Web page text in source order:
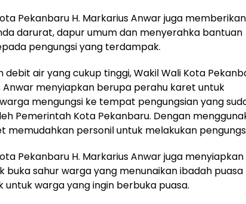
Pekanbaru H. Markarius Anwar juga memberikan
darurat, dapur umum dan menyerahka bantuan
pengungsi yang terdampak.
debit air yang cukup tinggi, Wakil Wali Kota
Anwar menyiapkan berupa perahu karet untuk
mengungsi ke tempat pengungsian yang
Pemerintah Kota Pekanbaru. Dengan
memudahkan personil untuk melakukan
Pekanbaru H. Markarius Anwar juga menyiapkan
buka sahur warga yang menunaikan ibadah puasa
untuk warga yang ingin berbuka puasa.